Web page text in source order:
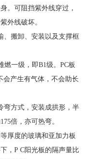
。可阻挡紫外线穿过，
外线破坏。
、搬卸、安装以及支撑框
燃一级，即B1级。PC板
会产生有气体，不会助长
弯方式，安装成拱形，半
倍，亦可热弯。
厚度的玻璃和亚加力板
，P C阳光板的隔声量比